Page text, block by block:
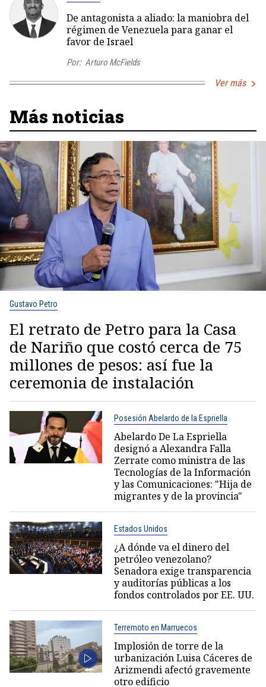
De antagonista a aliado: la maniobra del
régimen de Venezuela para ganar el
favor de Israel
Por: Arturo McFields
Ver más
Más noticias
Gustavo Petro
El retrato de Petro para la Casa
de Nariño que costó cerca de 75
millones de pesos: así fue la
ceremonia de instalación
Posesión Abelardo de la Espriella
Abelardo De La Espriella
designó a Alexandra Falla
Zerrate como ministra de las
Tecnologías de la Información
y las Comunicaciones: "Hija de
migrantes y de la provincia"
Estados Unidos
¿A dónde va el dinero del
petróleo venezolano?
Senadora exige transparencia
y auditorías públicas a los
fondos controlados por EE. UU.
Terremoto en Marruecos
Implosión de torre de la
urbanización Luisa Cáceres de
Arizmendi afectó gravemente
otro edificio